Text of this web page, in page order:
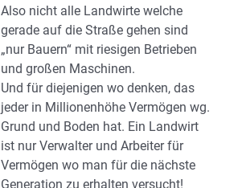
Also nicht alle Landwirte welche
gerade auf die Straße gehen sind
„nur Bauern“ mit riesigen Betrieben
und großen Maschinen.
Und für diejenigen wo denken, das
jeder in Millionenhöhe Vermögen wg.
Grund und Boden hat. Ein Landwirt
ist nur Verwalter und Arbeiter für
Vermögen wo man für die nächste
Generation zu erhalten versucht!